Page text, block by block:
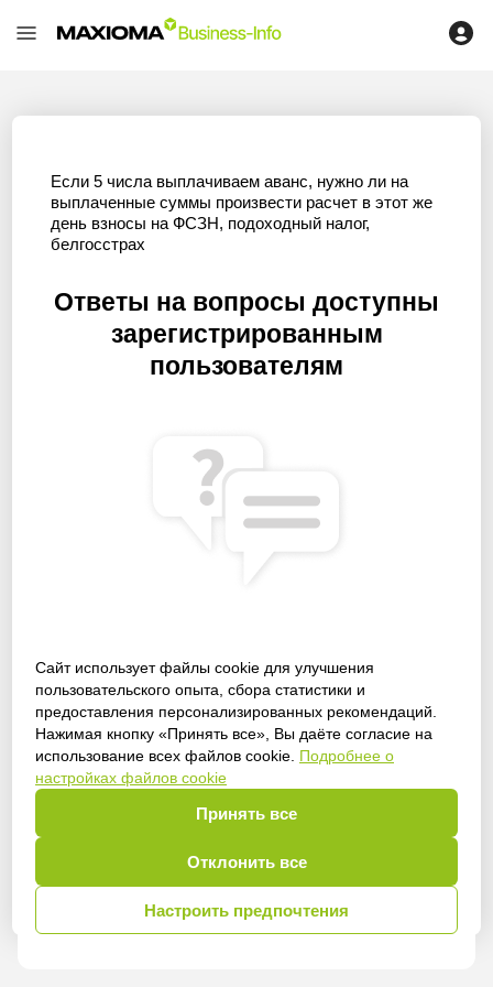
Сайт использует файлы cookie для улучшения
пользовательского опыта, сбора статистики и
предоставления персонализированных рекомендаций.
Нажимая кнопку «Принять все», Вы даёте согласие на
использование всех файлов cookie. Подробнее о
настройках файлов cookie
Принять все
Отклонить все
Настроить предпочтения
Если 5 числа выплачиваем аванс, нужно ли на
выплаченные суммы произвести расчет в этот же
день взносы на ФСЗН, подоходный налог,
белгосстрах
Ответы на вопросы доступны
зарегистрированным
пользователям
Получить доступ
Войти